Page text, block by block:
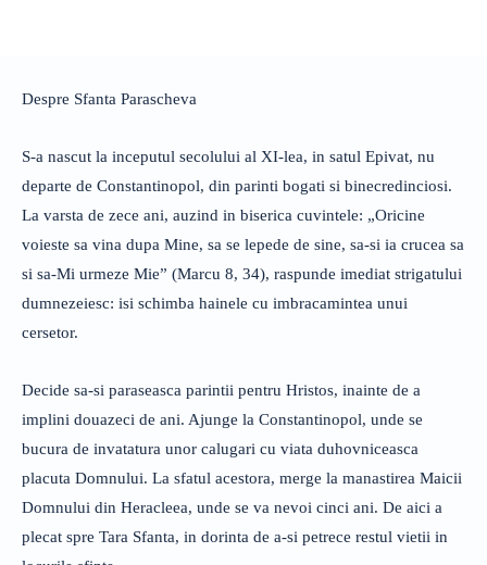
Despre Sfanta Parascheva
S-a nascut la inceputul secolului al XI-lea, in satul Epivat, nu
departe de Constantinopol, din parinti bogati si binecredinciosi.
La varsta de zece ani, auzind in biserica cuvintele: „Oricine
voieste sa vina dupa Mine, sa se lepede de sine, sa-si ia crucea sa
si sa-Mi urmeze Mie” (Marcu 8, 34), raspunde imediat strigatului
dumnezeiesc: isi schimba hainele cu imbracamintea unui
cersetor.
Decide sa-si paraseasca parintii pentru Hristos, inainte de a
implini douazeci de ani. Ajunge la Constantinopol, unde se
bucura de invatatura unor calugari cu viata duhovniceasca
placuta Domnului. La sfatul acestora, merge la manastirea Maicii
Domnului din Heracleea, unde se va nevoi cinci ani. De aici a
plecat spre Tara Sfanta, in dorinta de a-si petrece restul vietii in